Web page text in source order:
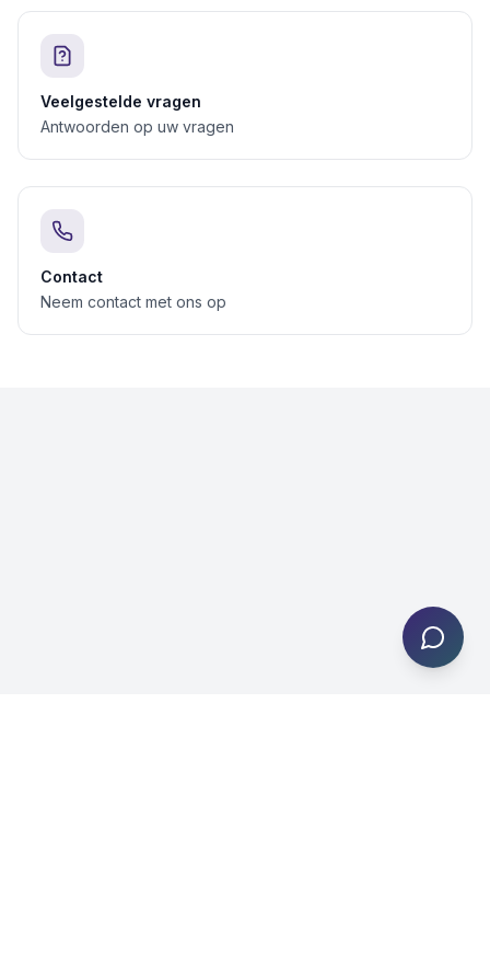
Veelgestelde vragen
Antwoorden op uw vragen
Contact
Neem contact met ons op